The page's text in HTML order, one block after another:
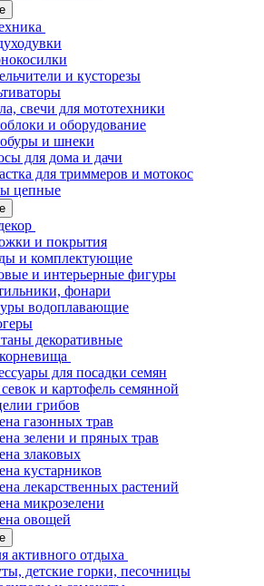
и кусторезы
свечи для мототехники
и оборудование
и шнеки
для дома и дачи
для триммеров и мотокос
цепные
и покрытия
и комплектующие
и интерьерные фигуры
фонари
водоплавающие
декоративные
для посадки семян
и картофель семянной
грибов
газонных трав
зелени и пряных трав
злаковых
кустарников
лекарственных растений
микрозелени
овощей
активного отдыха
детские горки, песочницы